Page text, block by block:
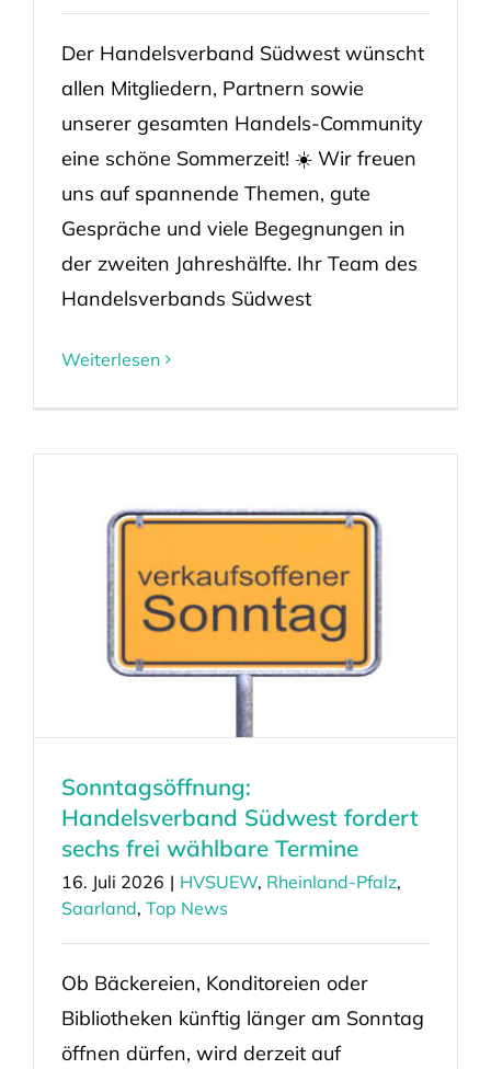
Der Handelsverband Südwest wünscht
allen Mitgliedern, Partnern sowie
unserer gesamten Handels-Community
eine schöne Sommerzeit! ☀️ Wir freuen
uns auf spannende Themen, gute
Gespräche und viele Begegnungen in
der zweiten Jahreshälfte. Ihr Team des
Handelsverbands Südwest
Weiterlesen
Sonntagsöffnung:
Handelsverband Südwest fordert
sechs frei wählbare Termine
16. Juli 2026 | HVSUEW, Rheinland-Pfalz,
Saarland, Top News
Ob Bäckereien, Konditoreien oder
Bibliotheken künftig länger am Sonntag
öffnen dürfen, wird derzeit auf